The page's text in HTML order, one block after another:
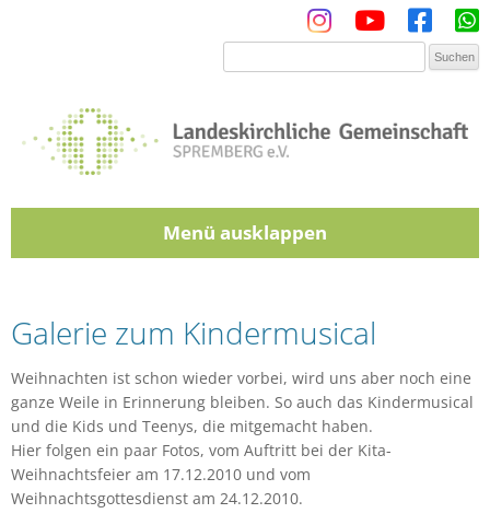
Menü
Galerie zum Kindermusical
Weihnachten ist schon wieder vorbei, wird uns aber noch eine
ganze Weile in Erinnerung bleiben. So auch das Kindermusical
und die Kids und Teenys, die mitgemacht haben.
Hier folgen ein paar Fotos, vom Auftritt bei der Kita-
Weihnachtsfeier am 17.12.2010 und vom
Weihnachtsgottesdienst am 24.12.2010.